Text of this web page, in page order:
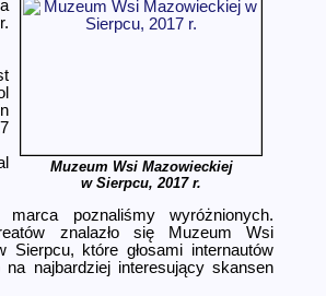
Muzeum Wsi Mazowieckiej
w Sierpcu, 2017 r.
poznaliśmy wyróżnionych.
znalazło się Muzeum Wsi
Sierpcu, które głosami internautów
na najbardziej interesujący skansen